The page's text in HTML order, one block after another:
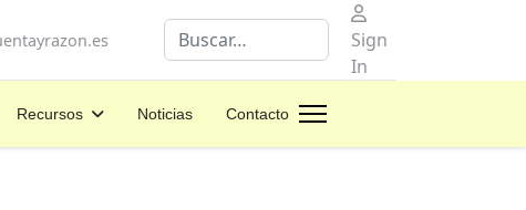
Buscar
Sign
In
Recursos Noticias Contacto